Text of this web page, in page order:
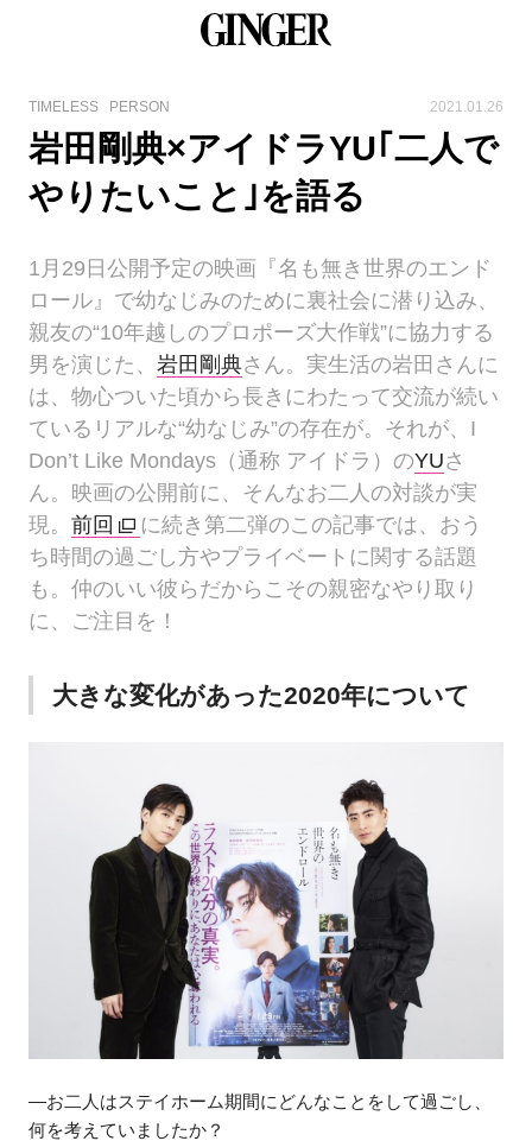
TIMELESS PERSON 2021.01.26
岩田剛典×アイドラYU｢二人で
やりたいこと｣を語る
1月29日公開予定の映画『名も無き世界のエンド
ロール』で幼なじみのために裏社会に潜り込み、
親友の“10年越しのプロポーズ大作戦”に協力する
男を演じた、岩田剛典さん。実生活の岩田さんに
は、物心ついた頃から長きにわたって交流が続い
ているリアルな“幼なじみ”の存在が。それが、I
Don’t Like Mondays（通称 アイドラ）のYUさ
ん。映画の公開前に、そんなお二人の対談が実
現。前回
に続き第二弾のこの記事では、おう
ち時間の過ごし方やプライベートに関する話題
も。仲のいい彼らだからこその親密なやり取り
に、ご注目を！
大きな変化があった2020年について
—お二人はステイホーム期間にどんなことをして過ごし、
何を考えていましたか？